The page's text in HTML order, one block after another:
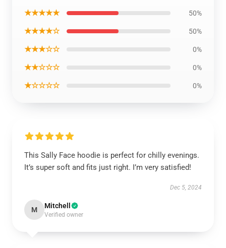
★★★★★ 50%
★★★★☆ 50%
★★★☆☆ 0%
★★☆☆☆ 0%
★☆☆☆☆ 0%
This Sally Face hoodie is perfect for chilly evenings.
It’s super soft and fits just right. I’m very satisfied!
Dec 5, 2024
M Mitchell
Verified owner